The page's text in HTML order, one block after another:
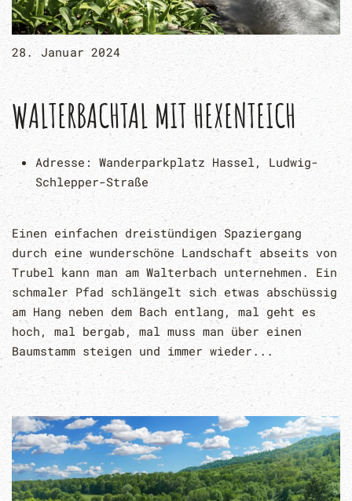
28. Januar 2024
WALTERBACHTAL MIT HEXENTEICH
Adresse: Wanderparkplatz Hassel, Ludwig-
Schlepper-Straße
Einen einfachen dreistündigen Spaziergang
durch eine wunderschöne Landschaft abseits von
Trubel kann man am Walterbach unternehmen. Ein
schmaler Pfad schlängelt sich etwas abschüssig
am Hang neben dem Bach entlang, mal geht es
hoch, mal bergab, mal muss man über einen
Baumstamm steigen und immer wieder...